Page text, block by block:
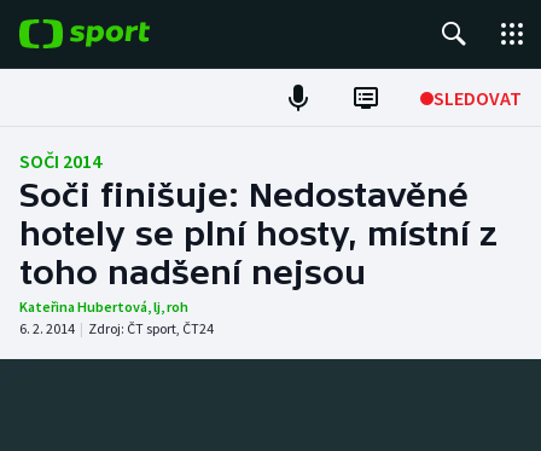
SLEDOVAT
Fotbal
Hokej
Tenis
Atletika
SOČI 2014
Soči finišuje: Nedostavěné
hotely se plní hosty, místní z
toho nadšení nejsou
Kateřina Hubertová,lj,roh
6. 2. 2014 | Zdroj: ČT sport, ČT24